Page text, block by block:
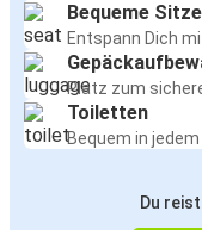
Bequeme Sitze
Entspann Dich
Platz zum
Toiletten
Bequem in
Du